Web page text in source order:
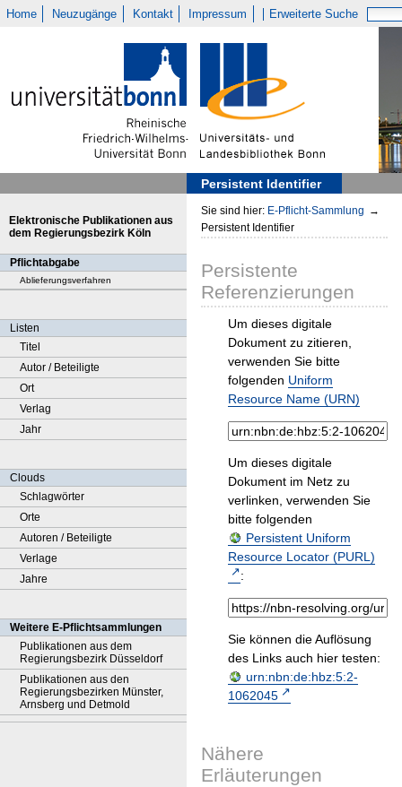
Home Neuzugänge Kontakt Impressum Erweiterte Suche
Persistent Identifier
Elektronische Publikationen aus
dem Regierungsbezirk Köln
Pflichtabgabe
Ablieferungsverfahren
Listen
Titel
Autor / Beteiligte
Ort
Verlag
Jahr
Clouds
Schlagwörter
Orte
Autoren / Beteiligte
Verlage
Jahre
Weitere E-Pflichtsammlungen
Publikationen aus dem
Regierungsbezirk Düsseldorf
Publikationen aus den
Regierungsbezirken Münster,
Arnsberg und Detmold
Sie sind hier: E-Pflicht-Sammlung →
Persistent Identifier
Persistente
Referenzierungen
Um dieses digitale
Dokument zu zitieren,
verwenden Sie bitte
folgenden Uniform
Resource Name (URN)
Um dieses digitale
Dokument im Netz zu
verlinken, verwenden Sie
bitte folgenden
Persistent Uniform
Resource Locator (PURL)
:
Sie können die Auflösung
des Links auch hier testen:
urn:nbn:de:hbz:5:2-
1062045
Nähere
Erläuterungen